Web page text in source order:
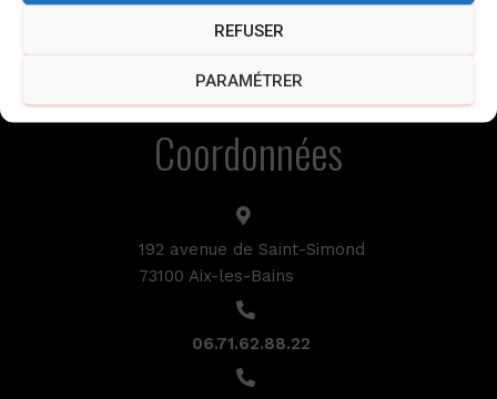
REFUSER
PARAMÉTRER
Coordonnées
192 avenue de Saint-Simond
73100 Aix-les-Bains
06.71.62.88.22